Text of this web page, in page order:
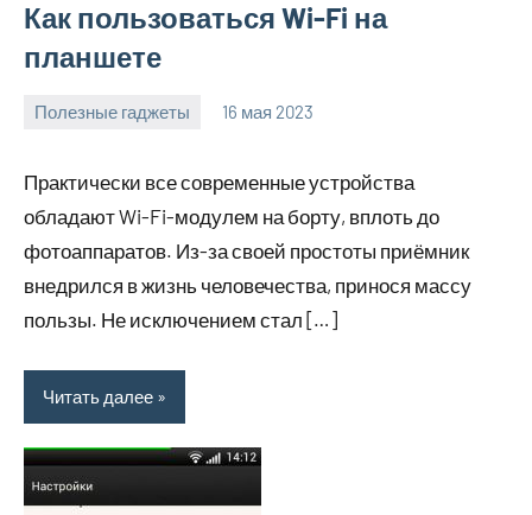
Как пользоваться Wi-Fi на
планшете
Полезные гаджеты 16 мая 2023
Практически все современные устройства
обладают Wi-Fi-модулем на борту, вплоть до
фотоаппаратов. Из-за своей простоты приёмник
внедрился в жизнь человечества, принося массу
пользы. Не исключением стал […]
Читать далее